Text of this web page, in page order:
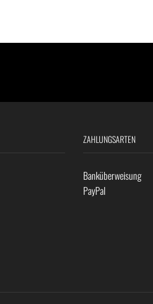
ZAHLUNGSARTEN
Banküberweisung
PayPal